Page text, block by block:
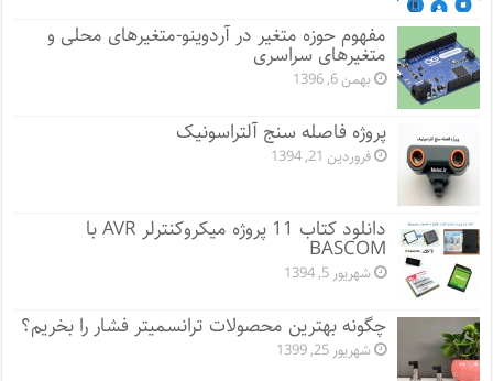
مفهوم حوزه متغیر در آردوینو-متغیرهای محلی و
متغیرهای سراسری
بهمن 6, 1396
پروژه فاصله سنج آلتراسونیک
فروردین 21, 1394
دانلود کتاب 11 پروژه میکروکنترلر AVR با
BASCOM
شهریور 5, 1394
چگونه بهترین محصولات ترانسمیتر فشار را بخریم؟
شهریور 25, 1399